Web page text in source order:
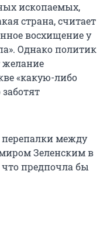
ископаемых,
страна, считает
восхищение у
Однако политик
желание
«какую-либо
заботят
между
Зеленским в
предпочла бы